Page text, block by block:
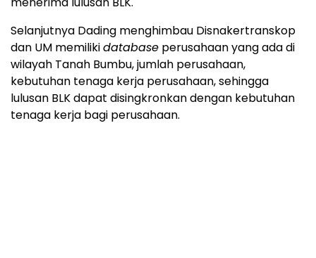
Selanjutnya Dading menghimbau Disnakertranskop
dan UM memilikidatabase perusahaan yang ada di
wilayah Tanah Bumbu, jumlah perusahaan,
kebutuhan tenaga kerja perusahaan, sehingga
lulusan BLK dapat disingkronkan dengan kebutuhan
tenaga kerja bagi perusahaan.